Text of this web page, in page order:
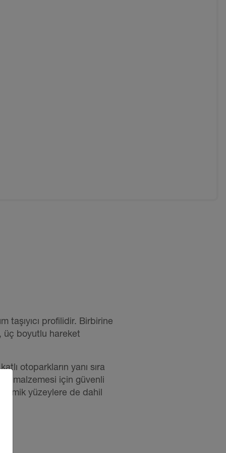
taşıyıcı profilidir. Birbirine
üç boyutlu hareket
otoparkların yanı sıra
malzemesi için güvenli
yüzeylere de dahil